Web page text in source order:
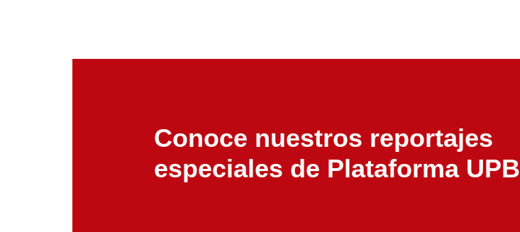
Conoce nuestros reportajes
especiales de Plataforma UPB